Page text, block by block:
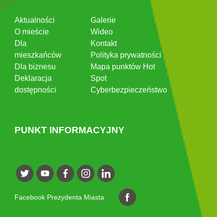
Aktualności
O mieście
Dla
mieszkańców
Dla biznesu
Deklaracja
dostępności
Galerie
Wideo
Kontakt
Polityka prywatności
Mapa punktów Hot
Spot
Cyberbezpieczeństwo
PUNKT INFORMACYJNY
Facebook Prezydenta Miasta